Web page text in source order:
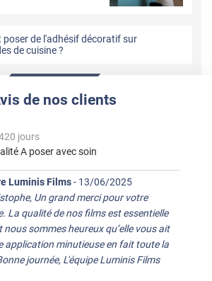
poser de l'adhésif décoratif sur
de cuisine ?
de nos clients
jours
A poser avec soin
Luminis Films- 13/06/2025
Un grand merci pour votre
La qualité de nos films est essentielle
nous sommes heureux qu’elle vous ait
application minutieuse en fait toute la
journée, L'équipe Luminis Films